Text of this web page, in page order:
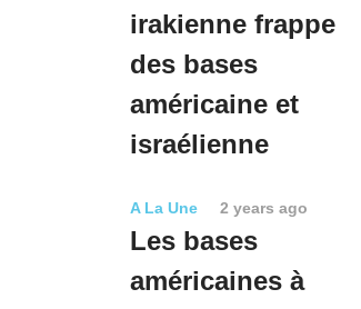
irakienne frappe
des bases
américaine et
israélienne
A La Une 2 years ago
Les bases
américaines à